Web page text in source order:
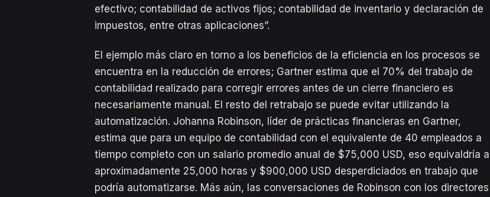
efectivo; contabilidad de activos fijos; contabilidad de inventario y declaración de
impuestos, entre otras aplicaciones”.
El ejemplo más claro en torno a los beneficios de la eficiencia en los procesos se
encuentra en la reducción de errores; Gartner estima que el 70% del trabajo de
contabilidad realizado para corregir errores antes de un cierre financiero es
necesariamente manual. El resto del retrabajo se puede evitar utilizando la
automatización. Johanna Robinson, líder de prácticas financieras en Gartner,
estima que para un equipo de contabilidad con el equivalente de 40 empleados a
tiempo completo con un salario promedio anual de $75,000 USD, eso equivaldría a
aproximadamente 25,000 horas y $900,000 USD desperdiciados en trabajo que
podría automatizarse. Más aún, las conversaciones de Robinson con los directores